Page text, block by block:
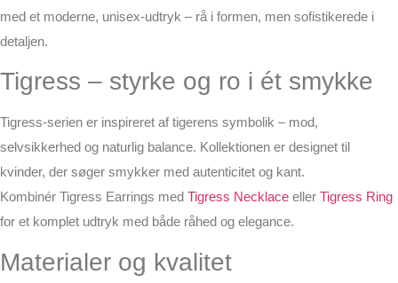
med et moderne, unisex-udtryk – rå i formen, men sofistikerede i
detaljen.
Tigress – styrke og ro i ét smykke
Tigress-serien er inspireret af tigerens symbolik – mod,
selvsikkerhed og naturlig balance. Kollektionen er designet til
kvinder, der søger smykker med autenticitet og kant.
Kombinér Tigress Earrings med Tigress Necklace eller Tigress Ring
for et komplet udtryk med både råhed og elegance.
Materialer og kvalitet